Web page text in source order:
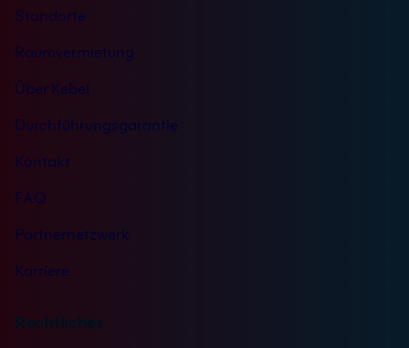
Standorte
Raumvermietung
Über Kebel
Durchführungsgarantie
Kontakt
FAQ
Partnernetzwerk
Karriere
Rechtliches